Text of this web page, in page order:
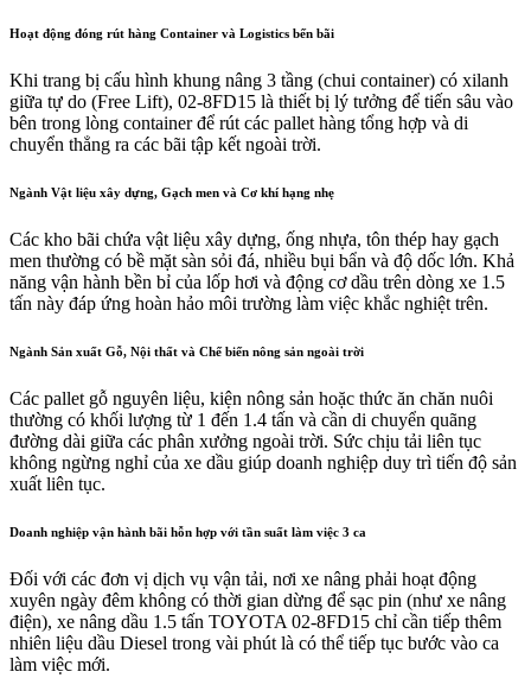
Hoạt động đóng rút hàng Container và Logistics bến bãi
Khi trang bị cấu hình khung nâng 3 tầng (chui container) có xilanh
giữa tự do (Free Lift), 02-8FD15 là thiết bị lý tưởng để tiến sâu vào
bên trong lòng container để rút các pallet hàng tổng hợp và di
chuyển thẳng ra các bãi tập kết ngoài trời.
Ngành Vật liệu xây dựng, Gạch men và Cơ khí hạng nhẹ
Các kho bãi chứa vật liệu xây dựng, ống nhựa, tôn thép hay gạch
men thường có bề mặt sàn sỏi đá, nhiều bụi bẩn và độ dốc lớn. Khả
năng vận hành bền bỉ của lốp hơi và động cơ dầu trên dòng xe 1.5
tấn này đáp ứng hoàn hảo môi trường làm việc khắc nghiệt trên.
Ngành Sản xuất Gỗ, Nội thất và Chế biến nông sản ngoài trời
Các pallet gỗ nguyên liệu, kiện nông sản hoặc thức ăn chăn nuôi
thường có khối lượng từ 1 đến 1.4 tấn và cần di chuyển quãng
đường dài giữa các phân xưởng ngoài trời. Sức chịu tải liên tục
không ngừng nghỉ của xe dầu giúp doanh nghiệp duy trì tiến độ sản
xuất liên tục.
Doanh nghiệp vận hành bãi hỗn hợp với tần suất làm việc 3 ca
Đối với các đơn vị dịch vụ vận tải, nơi xe nâng phải hoạt động
xuyên ngày đêm không có thời gian dừng để sạc pin (như xe nâng
điện), xe nâng dầu 1.5 tấn TOYOTA 02-8FD15 chỉ cần tiếp thêm
nhiên liệu dầu Diesel trong vài phút là có thể tiếp tục bước vào ca
làm việc mới.